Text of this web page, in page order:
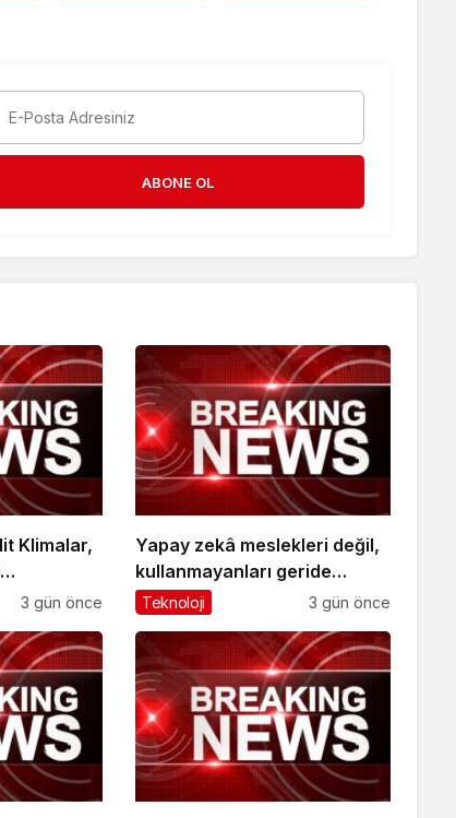
ABONE OL
Klimalar,
3 gün önce
Yapay zekâ meslekleri değil,
kullanmayanları geride
bırakacak!
Teknoloji 3 gün önce